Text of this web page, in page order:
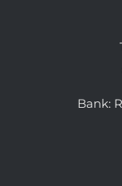
Bank: